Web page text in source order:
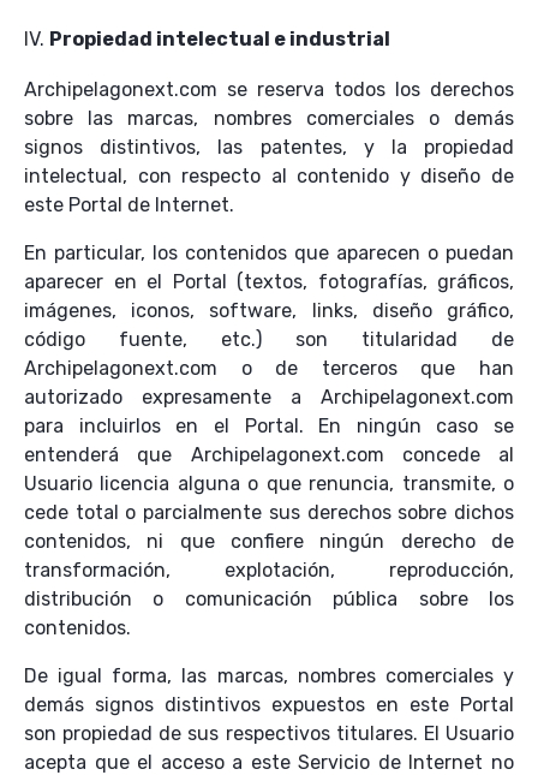
IV. Propiedad intelectual e industrial
Archipelagonext.com se reserva todos los derechos
sobre las marcas, nombres comerciales o demás
signos distintivos, las patentes, y la propiedad
intelectual, con respecto al contenido y diseño de
este Portal de Internet.
En particular, los contenidos que aparecen o puedan
aparecer en el Portal (textos, fotografías, gráficos,
imágenes, iconos, software, links, diseño gráfico,
código fuente, etc.) son titularidad de
Archipelagonext.com o de terceros que han
autorizado expresamente a Archipelagonext.com
para incluirlos en el Portal. En ningún caso se
entenderá que Archipelagonext.com concede al
Usuario licencia alguna o que renuncia, transmite, o
cede total o parcialmente sus derechos sobre dichos
contenidos, ni que confiere ningún derecho de
transformación, explotación, reproducción,
distribución o comunicación pública sobre los
contenidos.
De igual forma, las marcas, nombres comerciales y
demás signos distintivos expuestos en este Portal
son propiedad de sus respectivos titulares. El Usuario
acepta que el acceso a este Servicio de Internet no